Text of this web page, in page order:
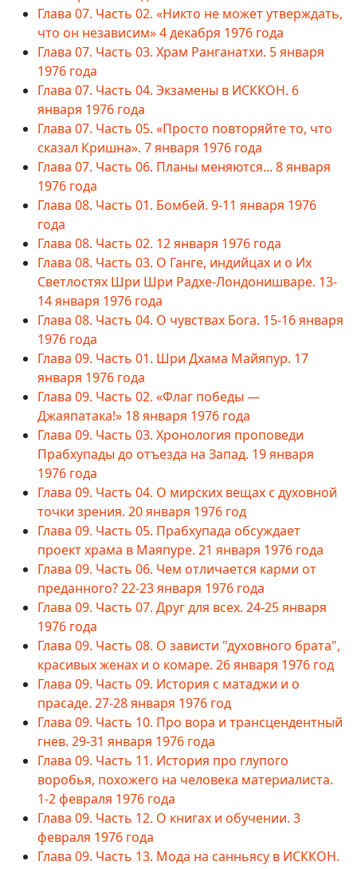
Глава 07. Часть 02. «Никто не может утверждать,
что он независим» 4 декабря 1976 года
Глава 07. Часть 03. Храм Ранганатхи. 5 января
1976 года
Глава 07. Часть 04. Экзамены в ИСККОН. 6
января 1976 года
Глава 07. Часть 05. «Просто повторяйте то, что
сказал Кришна». 7 января 1976 года
Глава 07. Часть 06. Планы меняются... 8 января
1976 года
Глава 08. Часть 01. Бомбей. 9-11 января 1976
года
Глава 08. Часть 02. 12 января 1976 года
Глава 08. Часть 03. О Ганге, индийцах и о Их
Светлостях Шри Шри Радхе-Лондонишваре. 13-
14 января 1976 года
Глава 08. Часть 04. О чувствах Бога. 15-16 января
1976 года
Глава 09. Часть 01. Шри Дхама Майяпур. 17
января 1976 года
Глава 09. Часть 02. «Флаг победы —
Джаяпатака!» 18 января 1976 года
Глава 09. Часть 03. Хронология проповеди
Прабхупады до отъезда на Запад. 19 января
1976 года
Глава 09. Часть 04. О мирских вещах с духовной
точки зрения. 20 января 1976 год
Глава 09. Часть 05. Прабхупада обсуждает
проект храма в Маяпуре. 21 января 1976 года
Глава 09. Часть 06. Чем отличается карми от
преданного? 22-23 января 1976 года
Глава 09. Часть 07. Друг для всех. 24-25 января
1976 года
Глава 09. Часть 08. О зависти "духовного брата",
красивых женах и о комаре. 26 января 1976 год
Глава 09. Часть 09. История с матаджи и о
прасаде. 27-28 января 1976 год
Глава 09. Часть 10. Про вора и трансцендентный
гнев. 29-31 января 1976 года
Глава 09. Часть 11. История про глупого
воробья, похожего на человека материалиста.
1-2 февраля 1976 года
Глава 09. Часть 12. О книгах и обучении. 3
февраля 1976 года
Глава 09. Часть 13. Мода на санньясу в ИСККОН.